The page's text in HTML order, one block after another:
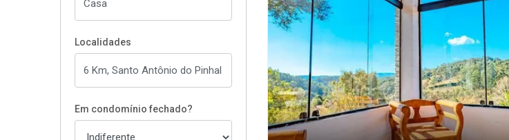
Localidades
Em condomínio fechado?